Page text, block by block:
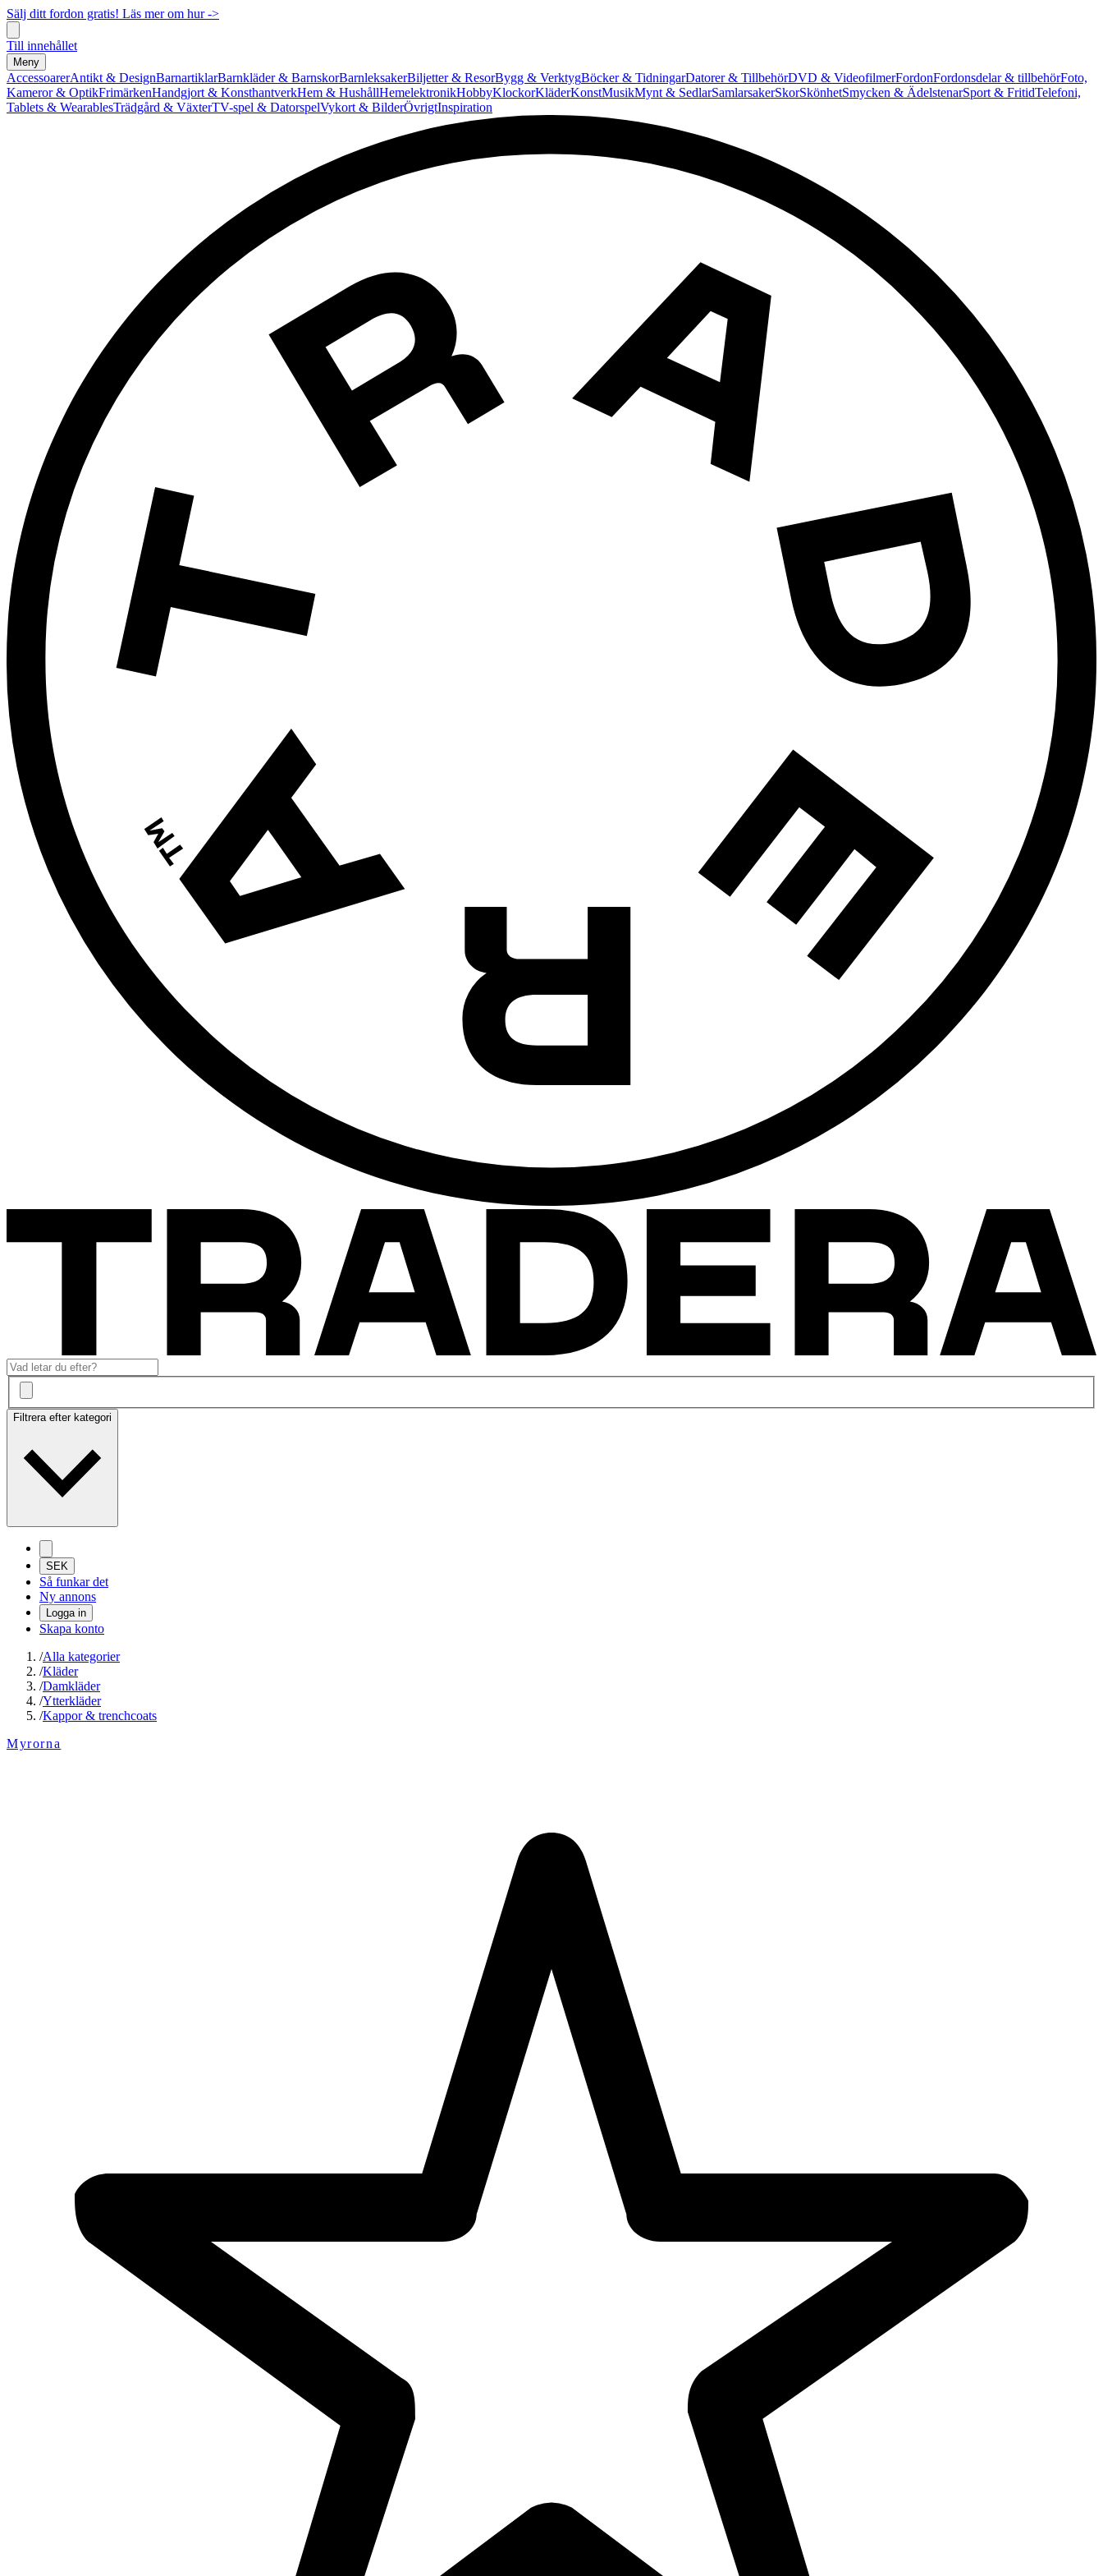
Sälj ditt fordon gratis! Läs mer om hur ->
Till innehållet
Meny
AccessoarerAntikt & DesignBarnartiklarBarnkläder & BarnskorBarnleksakerBiljetter & ResorBygg & VerktygBöcker & TidningarDatorer & TillbehörDVD & VideofilmerFordonFordonsdelar & tillbehörFoto,
Kameror & OptikFrimärkenHandgjort & KonsthantverkHem & HushållHemelektronikHobbyKlockorKläderKonstMusikMynt & SedlarSamlarsakerSkorSkönhetSmycken & ÄdelstenarSport & FritidTelefoni,
Tablets & WearablesTrädgård & VäxterTV-spel & DatorspelVykort & BilderÖvrigtInspiration
Filtrera efter kategori
SEK
Så funkar det
Ny annons
Logga in
Skapa konto
/Alla kategorier
/Kläder
/Damkläder
/Ytterkläder
/Kappor & trenchcoats
Myrorna